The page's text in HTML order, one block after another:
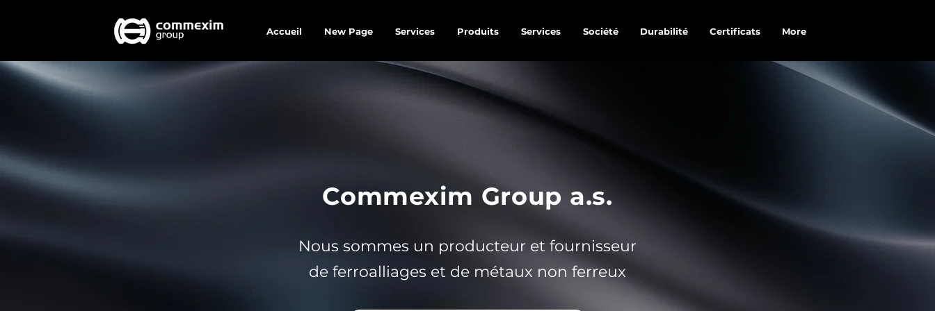
Accueil New Page Services Produits Services Société Durabilité Certificats More
Commexim Group a.s.
Nous sommes un producteur et fournisseur
de ferroalliages et de métaux non ferreux